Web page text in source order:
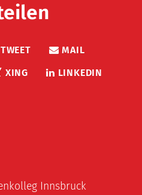
TWEET
MAIL
XING LINKEDIN
Innsbruck